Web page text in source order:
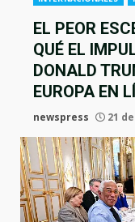
EL PEOR
QUÉ EL
DONALD
EUROPA EN
newspress 21